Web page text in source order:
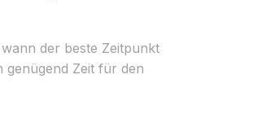
der beste Zeitpunkt
genügend Zeit für den